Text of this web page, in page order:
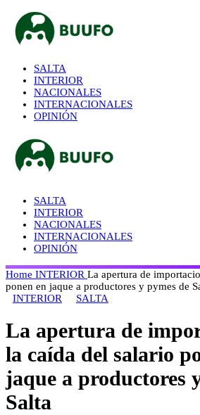
SALTA
INTERIOR
NACIONALES
INTERNACIONALES
OPINIÓN
SALTA
INTERIOR
NACIONALES
INTERNACIONALES
OPINIÓN
Home INTERIOR La apertura de
ponen en jaque a productores y pymes de
INTERIOR
SALTA
La apertura de
la caída del salario
jaque a productores
Salta